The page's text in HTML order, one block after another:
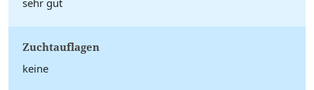
sehr gut
Zuchtauflagen
keine